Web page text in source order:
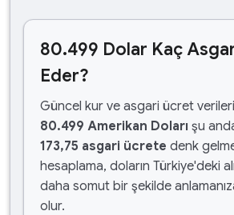
80.499 Dolar Kaç
Eder?
Güncel kur ve asgari ücret
80.499 Amerikan Doları şu
173,75 asgari ücrete denk
hesaplama, doların Türkiye'deki
daha somut bir şekilde
olur.